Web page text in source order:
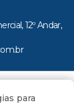
12º Andar,
para